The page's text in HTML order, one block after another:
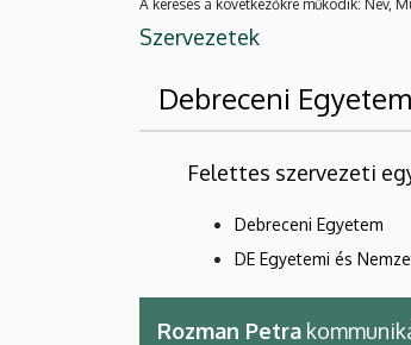
A keresés a következőkre működik: Név,
Szervezetek
Debreceni
Felettes szervezeti
Debreceni Egyetem
DE Egyetemi és
Rozman Petra